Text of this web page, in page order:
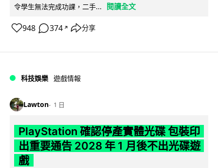
令學生無法完成功課，二手...
閱讀全文
948 374 ↗ 分享
科技娛樂 遊戲情報
Lawton 1 日
PlayStation 確認停產實體光碟 包裝印
出重要通告 2028 年 1 月後不出光碟遊
戲